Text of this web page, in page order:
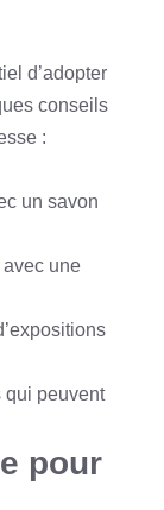
d’adopter
conseils
:
un savon
une
qui peuvent
pour